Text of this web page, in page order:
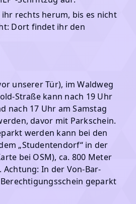
rechts herum, bis es nicht
Dort findet ihr den
unserer Tür), im Waldweg
Straße kann nach 19 Uhr
nach 17 Uhr am Samstag
davor mit Parkschein.
werden kann bei den
„Studentendorf“ in der
bei OSM), ca. 800 Meter
In der Von-Bar-
geparkt